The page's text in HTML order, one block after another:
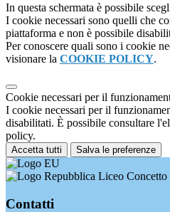
In questa schermata è possibile
I cookie necessari sono quelli che
piattaforma e non è possibile
Per conoscere quali sono i cookie
visionare la COOKIE POLICY.
Cookie necessari per il
I cookie necessari per il
disabilitati. È possibile consultare
policy.
Accetta tutti Salva le preferenze
Liceo Concetto
Contatti